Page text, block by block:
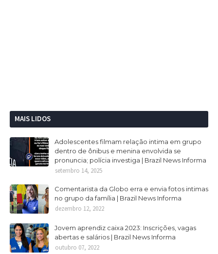
MAIS LIDOS
Adolescentes filmam relação intima em grupo
dentro de ônibus e menina envolvida se
pronuncia; polícia investiga | Brazil News Informa
setembro 14, 2025
Comentarista da Globo erra e envia fotos intimas
no grupo da família | Brazil News Informa
dezembro 12, 2022
Jovem aprendiz caixa 2023: Inscrições, vagas
abertas e salários | Brazil News Informa
outubro 07, 2022